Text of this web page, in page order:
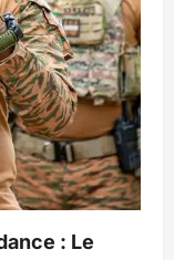
: Le